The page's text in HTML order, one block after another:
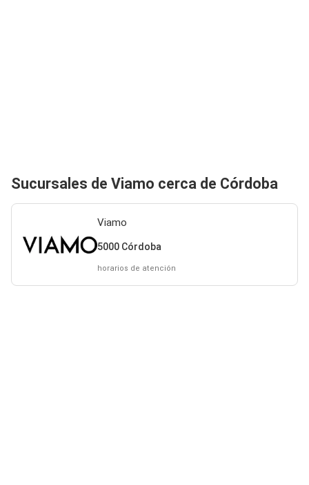
Sucursales de Viamo cerca de Córdoba
Viamo
5000 Córdoba
horarios de atención